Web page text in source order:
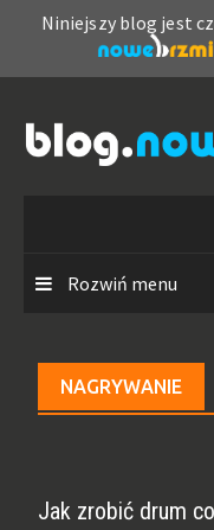
Niniejszy blog jest
content
Rozwiń menu
NAGRYWANIE
Jak zrobić drum